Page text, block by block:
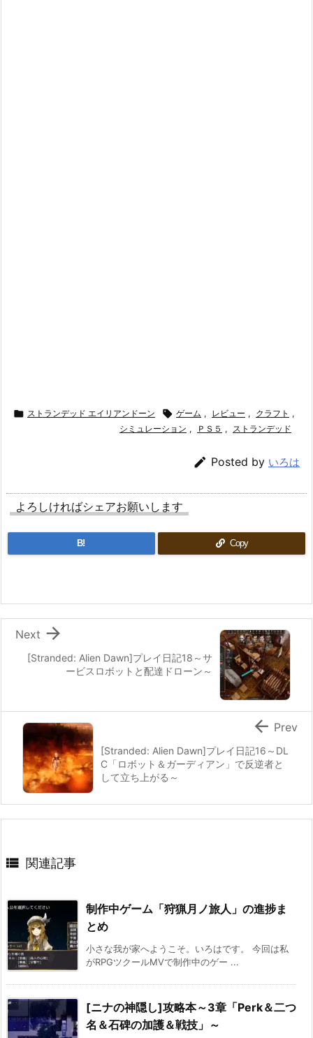
 ストランデッド エイリアンドーン  ゲーム , レビュー , クラフト ,
シミュレーション , ＰＳ５ , ストランデッド
 Posted by いろは
よろしければシェアお願いします
B! Copy
[Stranded: Alien Dawn]プレイ日記18～サ
ービスロボットと配達ドローン～

Next
[Stranded: Alien Dawn]プレイ日記16～DL
C「ロボット＆ガーディアン」で反逆者と
して立ち上がる～
 Prev
 関連記事
制作中ゲーム「狩猟月ノ旅人」の進捗ま
とめ
小さな我が家へようこそ。いろはです。 今回は私
がRPGツクールMVで制作中のゲー ...
[ニナの神隠し]攻略本～3章「Perk＆二つ
名＆石碑の加護＆戦技」～